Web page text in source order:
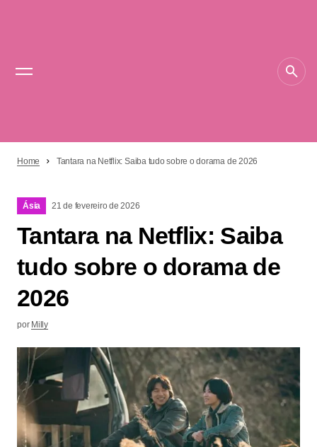
Home Tantara na Netflix: Saiba tudo sobre o dorama de 2026
Ásia 21 de fevereiro de 2026
Tantara na Netflix: Saiba
tudo sobre o dorama de
2026
por Milly